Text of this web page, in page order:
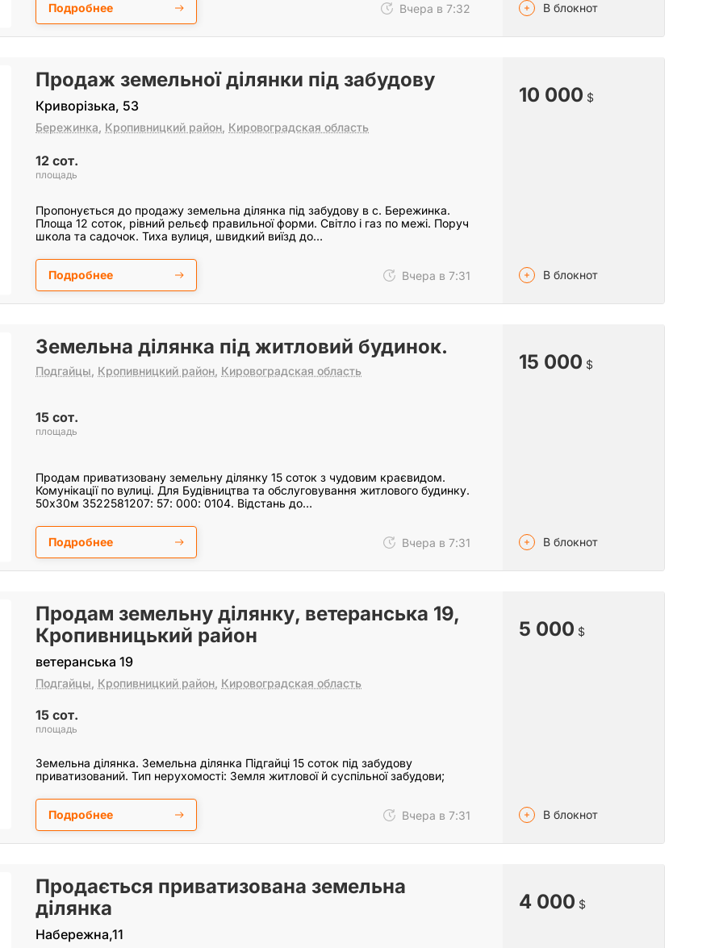
Подробнее Вчера в 7:32 В блокнот
Продаж земельної ділянки під забудову
Криворізька, 53
Бережинка Кропивницкий район Кировоградская область
12 сот.
площадь
Пропонується до продажу земельна ділянка під забудову в с. Бережинка.
Площа 12 соток, рівний рельєф правильної форми. Світло і газ по межі. Поруч
школа та садочок. Тиха вулиця, швидкий виїзд до…
Подробнее Вчера в 7:31
10 000 $
В блокнот
Земельна ділянка під житловий будинок.
Подгайцы Кропивницкий район Кировоградская область
15 сот.
площадь
Продам приватизовану земельну ділянку 15 соток з чудовим краєвидом.
Комунікації по вулиці. Для Будівництва та обслуговування житлового будинку.
50х30м 3522581207: 57: 000: 0104. Відстань до…
Подробнее Вчера в 7:31
15 000 $
В блокнот
Продам земельну ділянку, ветеранська 19,
Кропивницький район
ветеранська 19
Подгайцы Кропивницкий район Кировоградская область
15 сот.
площадь
Земельна ділянка. Земельна ділянка Підгайці 15 соток під забудову
приватизований. Тип нерухомості: Земля житлової й суспільної забудови;
Подробнее Вчера в 7:31
5 000 $
В блокнот
Продається приватизована земельна
ділянка
Набережна,11
4 000 $